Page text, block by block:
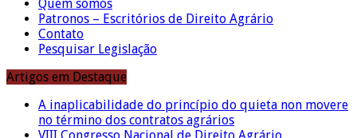
Quem somos
Patronos – Escritórios de Direito Agrário
Contato
Pesquisar Legislação
Artigos em Destaque
A inaplicabilidade do princípio do quieta non movere
no término dos contratos agrários